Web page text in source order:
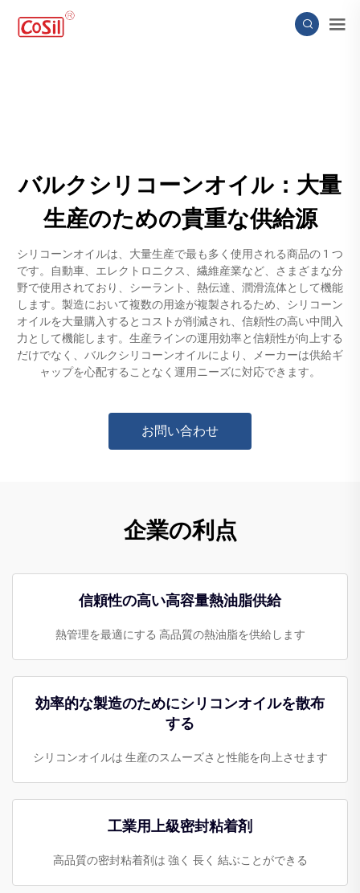
バルクシリコーンオイル：大量
生産のための貴重な供給源
シリコーンオイルは、大量生産で最も多く使用される商品の 1 つ
です。自動車、エレクトロニクス、繊維産業など、さまざまな分
野で使用されており、シーラント、熱伝達、潤滑流体として機能
します。製造において複数の用途が複製されるため、シリコーン
オイルを大量購入するとコストが削減され、信頼性の高い中間入
力として機能します。生産ラインの運用効率と信頼性が向上する
だけでなく、バルクシリコーンオイルにより、メーカーは供給ギ
ャップを心配することなく運用ニーズに対応できます。
お問い合わせ
企業の利点
信頼性の高い高容量熱油脂供給
熱管理を最適にする 高品質の熱油脂を供給します
効率的な製造のためにシリコンオイルを散布
する
シリコンオイルは 生産のスムーズさと性能を向上させます
工業用上級密封粘着剤
高品質の密封粘着剤は 強く 長く 結ぶことができる